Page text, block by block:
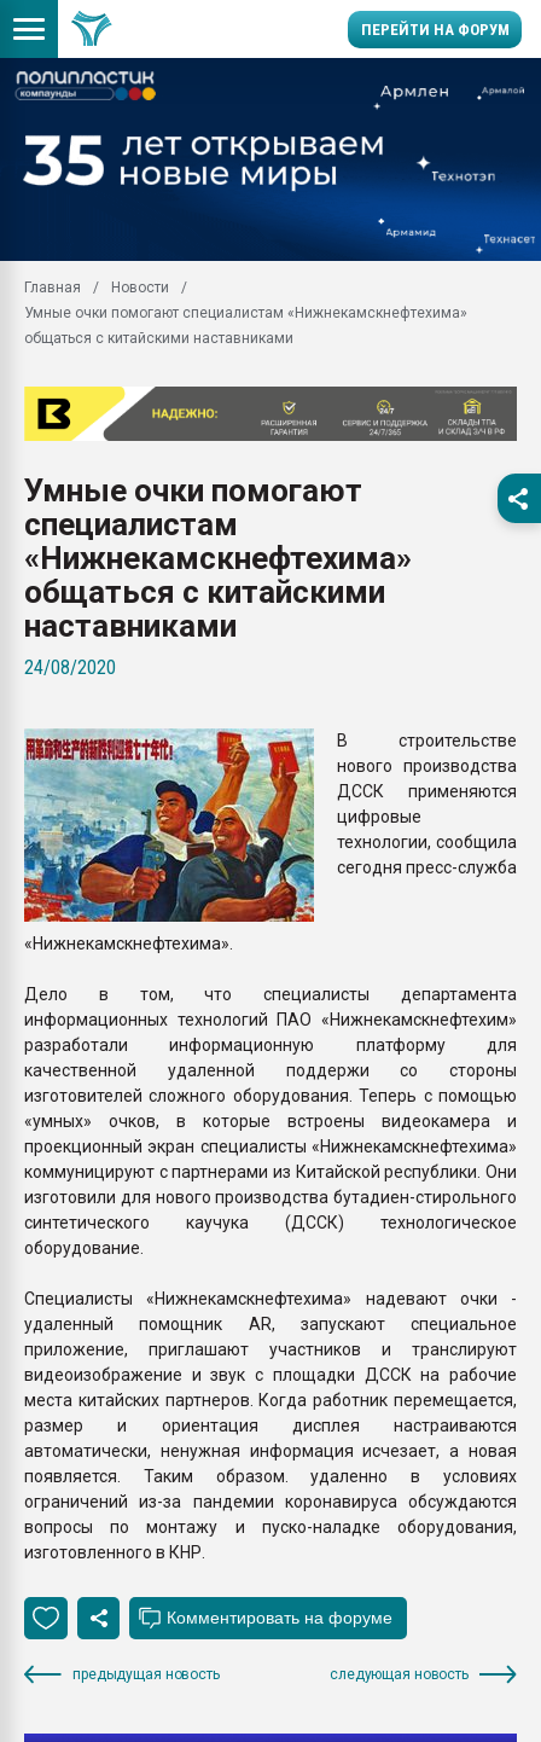
ПЕРЕЙТИ НА ФОРУМ
производство SPC
заводу пластмасс"
28.07.2026
первый план в
28.07.2026
ситуацией на
Всё, что касается
бутылок
Главная
Новости
Умные очки помогают специалистам «Нижнекамскнефтехима»
общаться с китайскими наставниками
Умные очки помогают
специалистам
«Нижнекамскнефтехима»
общаться с китайскими
наставниками
24/08/2020
В строительстве
нового производства
ДССК применяются
цифровые
технологии, сообщила
сегодня пресс-служба
«Нижнекамскнефтехима».
Дело в том, что специалисты департамента
информационных технологий ПАО «Нижнекамскнефтехим»
разработали информационную платформу для
качественной удаленной поддержи со стороны
изготовителей сложного оборудования. Теперь с помощью
«умных» очков, в которые встроены видеокамера и
проекционный экран специалисты «Нижнекамскнефтехима»
коммуницируют с партнерами из Китайской республики. Они
изготовили для нового производства бутадиен-стирольного
синтетического каучука (ДССК) технологическое
оборудование.
Специалисты «Нижнекамскнефтехима» надевают очки -
удаленный помощник AR, запускают специальное
приложение, приглашают участников и транслируют
видеоизображение и звук с площадки ДССК на рабочие
места китайских партнеров. Когда работник перемещается,
размер и ориентация дисплея настраиваются
автоматически, ненужная информация исчезает, а новая
появляется. Таким образом. удаленно в условиях
ограничений из-за пандемии коронавируса обсуждаются
вопросы по монтажу и пуско-наладке оборудования,
изготовленного в КНР.
предыдущая новость следующая новость